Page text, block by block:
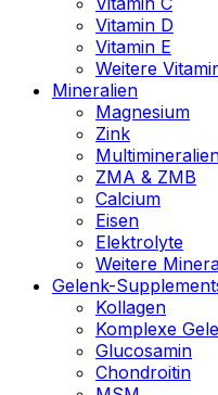
Vitamin D
Vitamin E
Weitere
Mineralien
Magnesium
Zink
ZMA & ZMB
Calcium
Eisen
Elektrolyte
Weitere
Gelenk-
Kollagen
Komplexe
Glucosamin
Chondroitin